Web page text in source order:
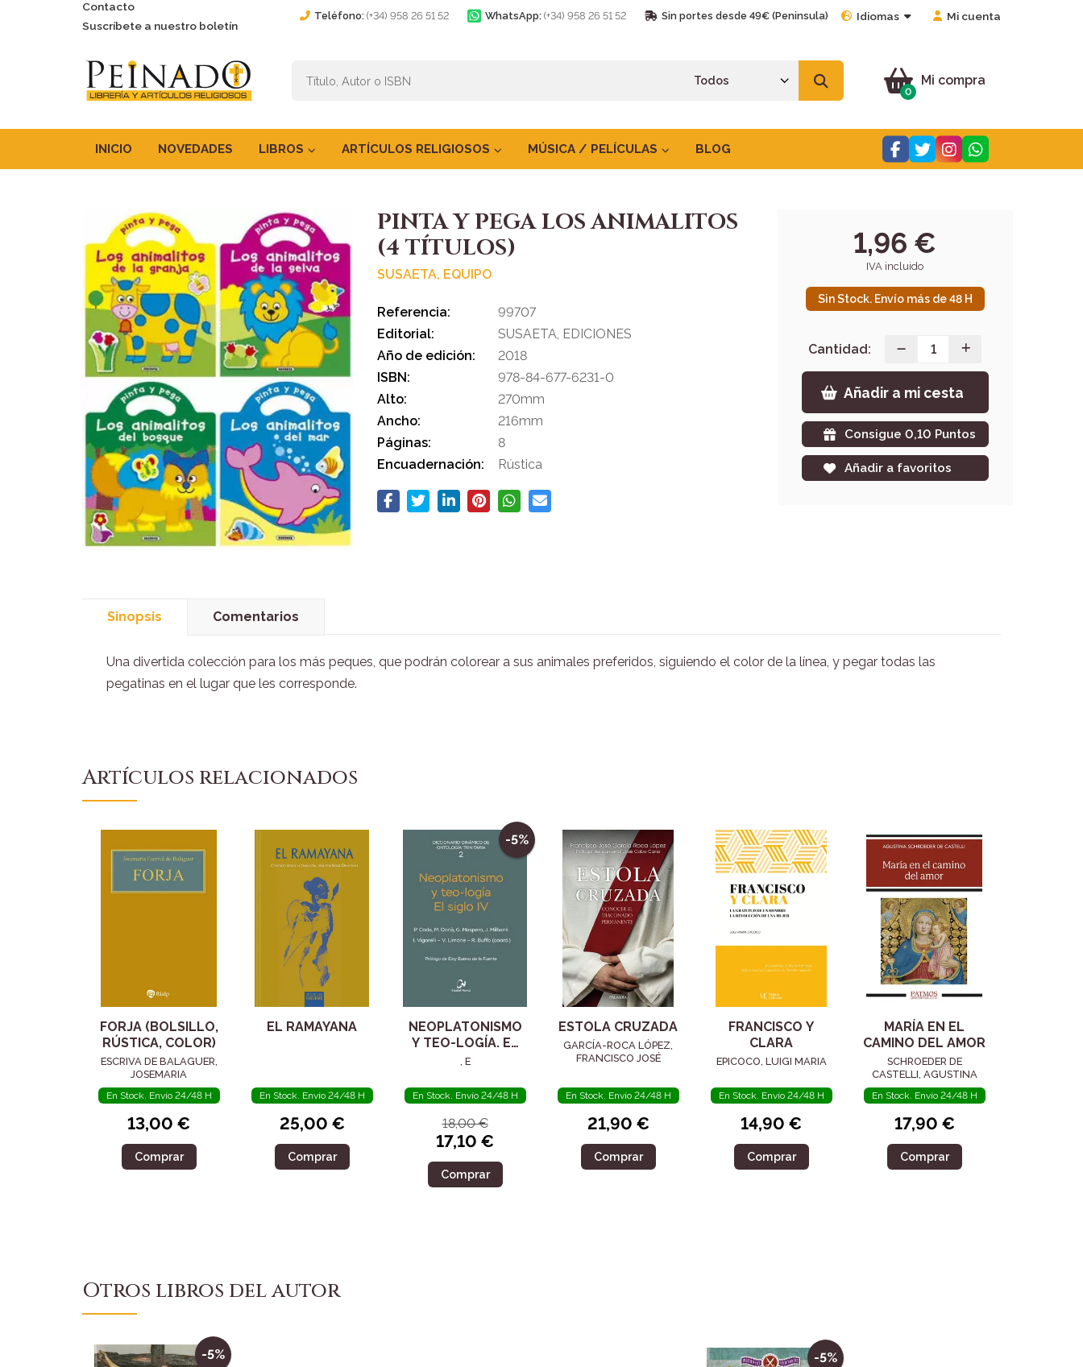
Contacto
Suscríbete a nuestro boletín
Teléfono: (+34) 958 26 51 52 WhatsApp: (+34) 958 26 51 52 Sin portes desde 49€ (Peninsula) Idiomas Mi cuenta
Mi compra
0
INICIO NOVEDADES LIBROS ARTÍCULOS RELIGIOSOS MÚSICA / PELÍCULAS BLOG
PINTA Y PEGA LOS ANIMALITOS
(4 TÍTULOS)
SUSAETA, EQUIPO
Referencia:
99707
Editorial:
SUSAETA, EDICIONES
Año de edición:
2018
ISBN:
978-84-677-6231-0
Alto:
270mm
Ancho:
216mm
Páginas:
8
Encuadernación:
Rústica
1,96 €
IVA incluido
Sin Stock. Envío más de 48 H
Cantidad:
Añadir a mi cesta
Consigue 0,10 Puntos
Añadir a favoritos
Sinopsis Comentarios
Una divertida colección para los más peques, que podrán colorear a sus animales preferidos, siguiendo el color de la línea, y pegar todas las
pegatinas en el lugar que les corresponde.
Artículos relacionados
FORJA (BOLSILLO,
RÚSTICA, COLOR)
ESCRIVA DE BALAGUER,
JOSEMARIA
En Stock. Envío 24/48 H
13,00 €
Comprar
EL RAMAYANA
En Stock. Envío 24/48 H
25,00 €
Comprar
-5%
NEOPLATONISMO
Y TEO-LOGÍA. EL
SIGLO IV
, E
En Stock. Envío 24/48 H
18,00 €
17,10 €
Comprar
ESTOLA CRUZADA
GARCÍA-ROCA LÓPEZ,
FRANCISCO JOSÉ
En Stock. Envío 24/48 H
21,90 €
Comprar
FRANCISCO Y
CLARA
EPICOCO, LUIGI MARIA
En Stock. Envío 24/48 H
14,90 €
Comprar
MARÍA EN EL
CAMINO DEL AMOR
SCHROEDER DE
CASTELLI, AGUSTINA
En Stock. Envío 24/48 H
17,90 €
Comprar
Otros libros del autor
-5% -5%